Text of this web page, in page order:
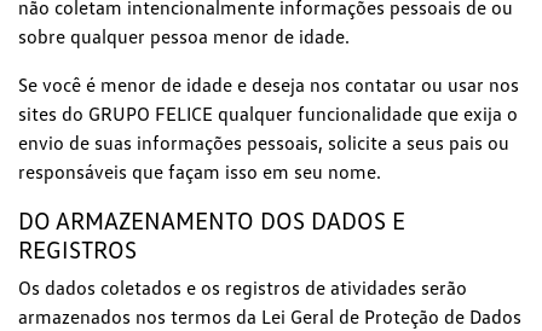
não coletam intencionalmente informações pessoais de ou
sobre qualquer pessoa menor de idade.
Se você é menor de idade e deseja nos contatar ou usar nos
sites do GRUPO FELICE qualquer funcionalidade que exija o
envio de suas informações pessoais, solicite a seus pais ou
responsáveis que façam isso em seu nome.
DO ARMAZENAMENTO DOS DADOS E
REGISTROS
Os dados coletados e os registros de atividades serão
armazenados nos termos da Lei Geral de Proteção de Dados